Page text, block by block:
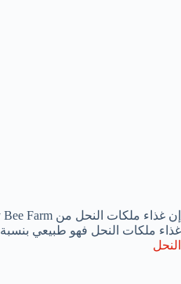
غذاء ملكات النحل فهو طبيعي بنسبة 100 % ،
النحل